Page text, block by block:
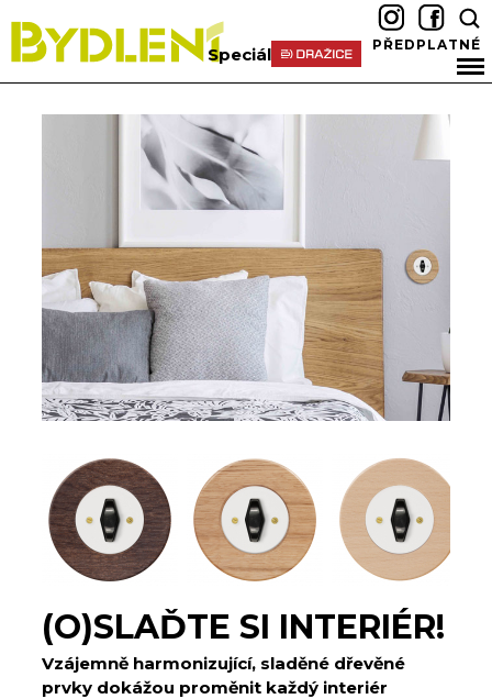
Speciál PŘEDPLATNÉ
(O)SLAĎTE SI INTERIÉR!
Vzájemně harmonizující, sladěné dřevěné
prvky dokážou proměnit každý interiér